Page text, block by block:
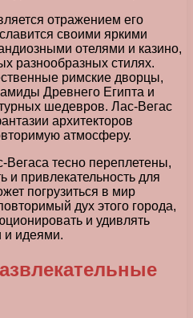
отражением его
своими яркими
отелями и казино,
разнообразных стилях.
римские дворцы,
Древнего Египта и
шедевров. Лас-Вегас
архитекторов
атмосферу.
Вегаса тесно переплетены,
и привлекательность для
погрузиться в мир
дух этого города,
и удивлять
и идеями.